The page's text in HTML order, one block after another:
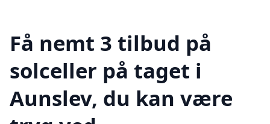
Få nemt 3 tilbud på
solceller på taget i
Aunslev, du kan være